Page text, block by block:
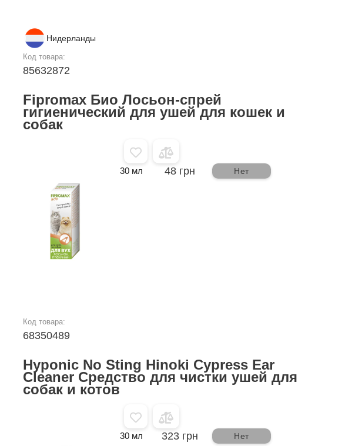
Нидерланды
Код товара:
85632872
Fipromax Био Лосьон-спрей
гигиенический для ушей для кошек и
собак
Код товара:
68350489
30 мл 48 грн Нет
Hyponic No Sting Hinoki Cypress Ear
Cleaner Средство для чистки ушей для
собак и котов
30 мл 323 грн Нет